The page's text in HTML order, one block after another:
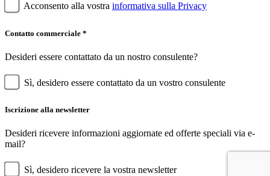
Acconsento alla vostra informativa sulla Privacy
Contatto commerciale *
Desideri essere contattato da un nostro consulente?
Sì, desidero essere contattato da un vostro consulente
Iscrizione alla newsletter
Desideri ricevere informazioni aggiornate ed offerte speciali via e-
mail?
Sì, desidero ricevere la vostra newsletter